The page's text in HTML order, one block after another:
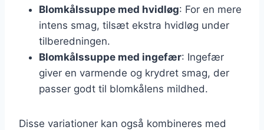
Blomkålssuppe med hvidløg: For en mere
intens smag, tilsæt ekstra hvidløg under
tilberedningen.
Blomkålssuppe med ingefær: Ingefær
giver en varmende og krydret smag, der
passer godt til blomkålens mildhed.
Disse variationer kan også kombineres med